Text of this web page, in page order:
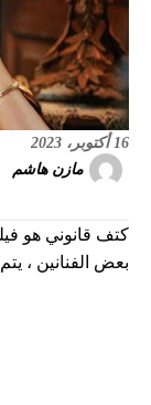
16 أكتوبر، 2023
مازن هاشم
كتف قانوني هو
بعض الفنانين ،